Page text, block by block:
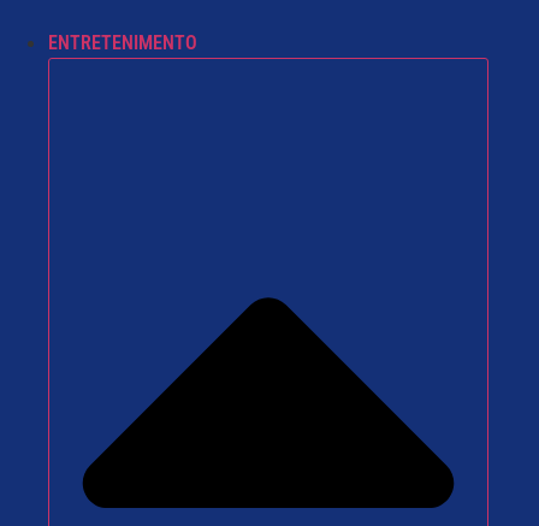
ENTRETENIMENTO